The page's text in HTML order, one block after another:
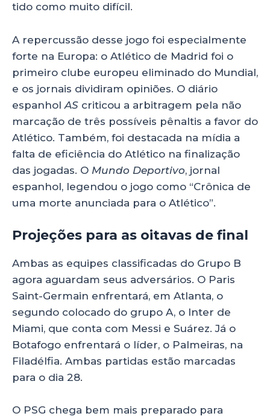
tido como muito difícil.
A repercussão desse jogo foi especialmente
forte na Europa: o Atlético de Madrid foi o
primeiro clube europeu eliminado do Mundial,
e os jornais dividiram opiniões. O diário
espanhol AS criticou a arbitragem pela não
marcação de três possíveis pênaltis a favor do
Atlético. Também, foi destacada na mídia a
falta de eficiência do Atlético na finalização
das jogadas. O Mundo Deportivo, jornal
espanhol, legendou o jogo como “Crônica de
uma morte anunciada para o Atlético”.
Projeções para as oitavas de final
Ambas as equipes classificadas do Grupo B
agora aguardam seus adversários. O Paris
Saint-Germain enfrentará, em Atlanta, o
segundo colocado do grupo A, o Inter de
Miami, que conta com Messi e Suárez. Já o
Botafogo enfrentará o líder, o Palmeiras, na
Filadélfia. Ambas partidas estão marcadas
para o dia 28.
O PSG chega bem mais preparado para